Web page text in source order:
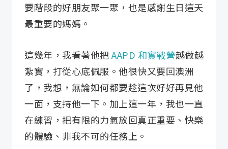
要階段的好朋友聚一聚，也是感謝生日這天
最重要的媽媽。
這幾年，我看著他把AAPD 和實戰營越做越
紮實，打從心底佩服。他很快又要回澳洲
了，我想，無論如何都要趁這次好好再見他
一面，支持他一下。加上這一年，我也一直
在練習，把有限的力氣放回真正重要、快樂
的體驗、非我不可的任務上。